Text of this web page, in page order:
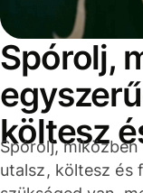
Spórolj,
költesz
Spórolj,
utalsz, költesz és